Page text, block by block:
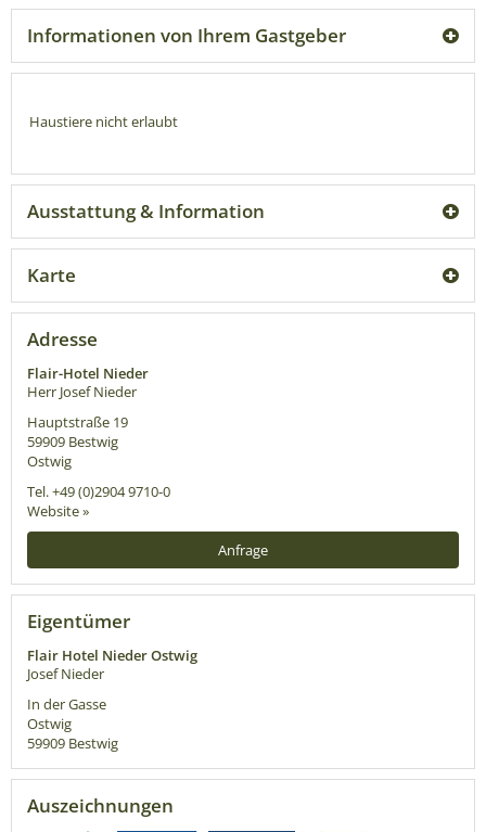
Informationen von Ihrem Gastgeber
Haustiere nicht erlaubt
Ausstattung & Information
Karte
Adresse
Flair-Hotel Nieder
Herr Josef Nieder
Hauptstraße 19
59909 Bestwig
Ostwig
Tel.+49 (0)2904 9710-0
Website »
Anfrage
Eigentümer
Flair Hotel Nieder Ostwig
Josef Nieder
In der Gasse
Ostwig
59909 Bestwig
Auszeichnungen